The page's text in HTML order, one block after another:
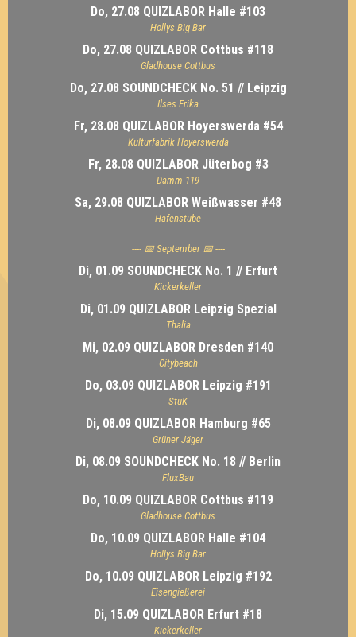
Do, 27.08 QUIZLABOR Halle #103
Hollys Big Bar
Do, 27.08 QUIZLABOR Cottbus #118
Gladhouse Cottbus
Do, 27.08 SOUNDCHECK No. 51 // Leipzig
Ilses Erika
Fr, 28.08 QUIZLABOR Hoyerswerda #54
Kulturfabrik Hoyerswerda
Fr, 28.08 QUIZLABOR Jüterbog #3
Damm 119
Sa, 29.08 QUIZLABOR Weißwasser #48
Hafenstube
---- 📅 September 📅 ----
Di, 01.09 SOUNDCHECK No. 1 // Erfurt
Kickerkeller
Di, 01.09 QUIZLABOR Leipzig Spezial
Thalia
Mi, 02.09 QUIZLABOR Dresden #140
Citybeach
Do, 03.09 QUIZLABOR Leipzig #191
StuK
Di, 08.09 QUIZLABOR Hamburg #65
Grüner Jäger
Di, 08.09 SOUNDCHECK No. 18 // Berlin
FluxBau
Do, 10.09 QUIZLABOR Cottbus #119
Gladhouse Cottbus
Do, 10.09 QUIZLABOR Halle #104
Hollys Big Bar
Do, 10.09 QUIZLABOR Leipzig #192
Eisengießerei
Di, 15.09 QUIZLABOR Erfurt #18
Kickerkeller